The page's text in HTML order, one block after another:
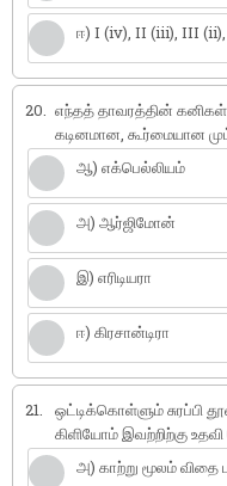
ஈ) I (iv), II (iii), III
20. எந்தத் தாவரத்தின்
கடினமான, கூர்மையான
ஆ) எக்பெல்லியம்
அ) ஆர்ஜிமோன்
இ) எரிடியரா
ஈ) கிரசான்டிரா
21.
ஒட்டிக்கொள்ளும் சுரப்பி
கிளியோம் இவற்றிற்கு உதவி
அ) காற்று மூலம் விதை